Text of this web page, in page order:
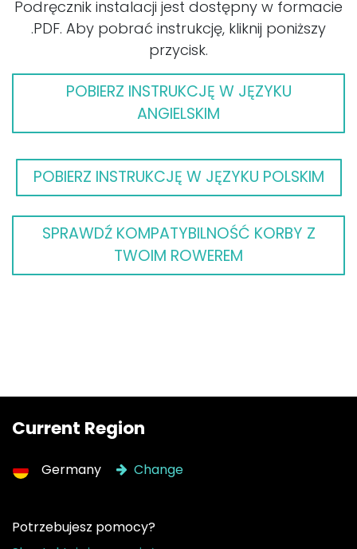
Podręcznik instalacji jest dostępny w formacie
.PDF. Aby pobrać instrukcję, kliknij poniższy
przycisk.
POBIERZ INSTRUKCJĘ W JĘZYKU
ANGIELSKIM
POBIERZ INSTRUKCJĘ W JĘZYKU POLSKIM
SPRAWDŹ KOMPATYBILNOŚĆ KORBY Z
TWOIM ROWEREM
Current Region
Germany Change
Potrzebujesz pomocy?